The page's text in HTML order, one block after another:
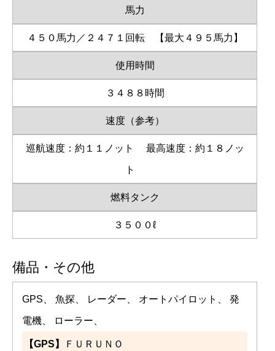
馬力
４５０馬力／２４７１回転 【最大４９５馬力】
使用時間
３４８８時間
速度（参考）
巡航速度：約１１ノット 最高速度：約１８ノッ
ト
燃料タンク
３５００ℓ
備品・その他
GPS、 魚探、 レーダー、 オートパイロット、 発
電機、 ローラー、
【GPS】 ＦＵＲＵＮＯ